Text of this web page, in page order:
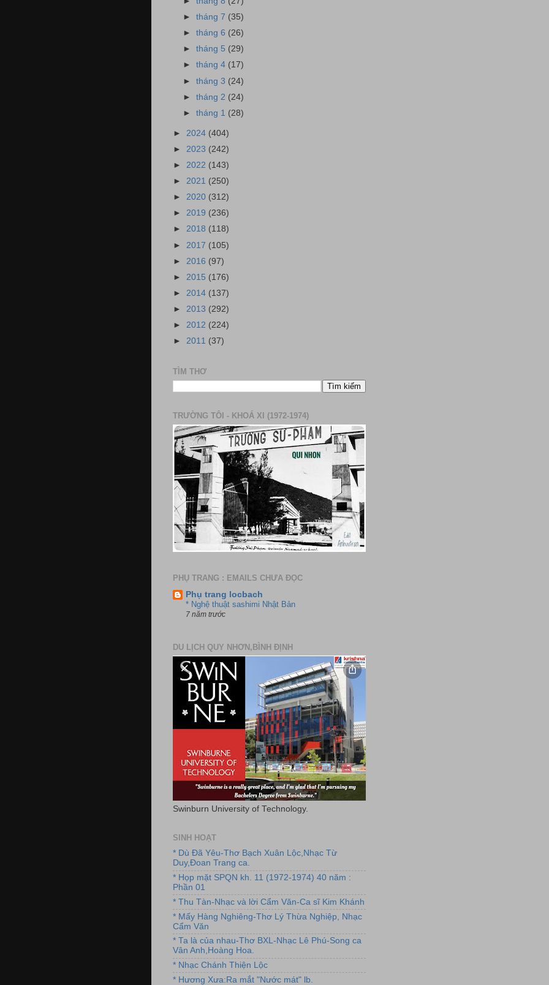
►tháng 7 (35)
►tháng 6 (26)
►tháng 5 (29)
►tháng 4 (17)
►tháng 3 (24)
►tháng 2 (24)
►tháng 1 (28)
► 2024 (404)
► 2023 (242)
► 2022 (143)
► 2021 (250)
► 2020 (312)
► 2019 (236)
► 2018 (118)
► 2017 (105)
► 2016 (97)
► 2015 (176)
► 2014 (137)
► 2013 (292)
► 2012 (224)
► 2011 (37)
TÌM THƠ
TRƯỜNG TÔI - KHOÁ XI (1972-1974)
PHỤ TRANG : EMAILS CHƯA ĐỌC
Phụ trang locbach
* Nghệ thuật sashimi Nhật Bản
7 năm trước
DU LỊCH QUY NHƠN,BÌNH ĐỊNH
Swinburn University of Technology.
SINH HOẠT
* Dù Đã Yêu-Thơ Bạch Xuân Lộc,Nhạc Từ
Duy,Đoan Trang ca.
* Họp mặt SPQN kh. 11 (1972-1974) 40 năm :
Phần 01
* Thu Tàn-Nhạc và lời Cẩm Văn-Ca sĩ Kim Khánh
* Mấy Hàng Nghiêng-Thơ Lý Thừa Nghiệp, Nhạc
Cẩm Văn
* Ta là của nhau-Thơ BXL-Nhạc Lê Phú-Song ca
Vân Anh,Hoàng Hoa.
* Nhạc Chánh Thiện Lộc
* Hương Xưa:Ra mắt "Nước mát" lb.